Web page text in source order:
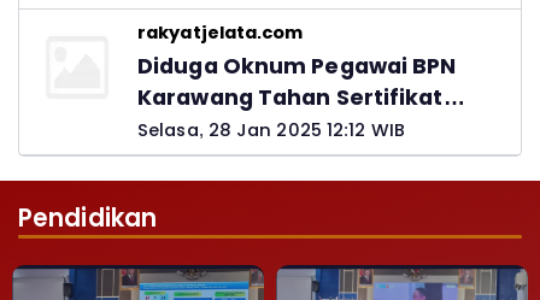
rakyatjelata.com
Diduga Oknum Pegawai BPN
Karawang Tahan Sertifikat
Pemohon PTSL
Selasa, 28 Jan 2025 12:12 WIB
Pendidikan